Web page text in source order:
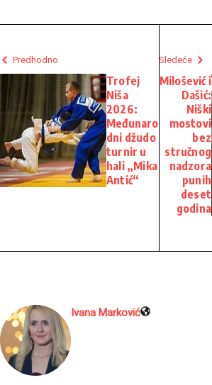
Predhodno
Trofej
Niša
2026:
Međunaro
dni džudo
turnir u
hali „Mika
Antić“
Sledeće
Milošević i
Dašić:
Niški
mostovi
bez
stručnog
nadzora
punih
deset
godina
Ivana Marković